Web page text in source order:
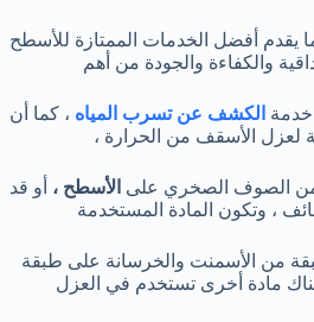
يقدم أفضل الخدمات الممتازة للأسطح
والكفاءة والجودة من أهم
خدمة الكشف عن تسرب المياه ، كما أن
لعزل الأسقف من الحرارة ،
الصوف الصخري على الأسطح ، أو قد
، وتكون المادة المستخدمة
من الأسمنت والخرسانة على طبقة
مادة أخرى تستخدم في العزل